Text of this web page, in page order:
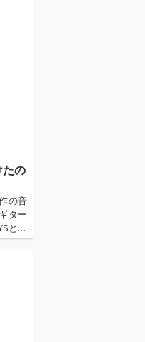
たの
の音
ター
とい
ィン
スタ